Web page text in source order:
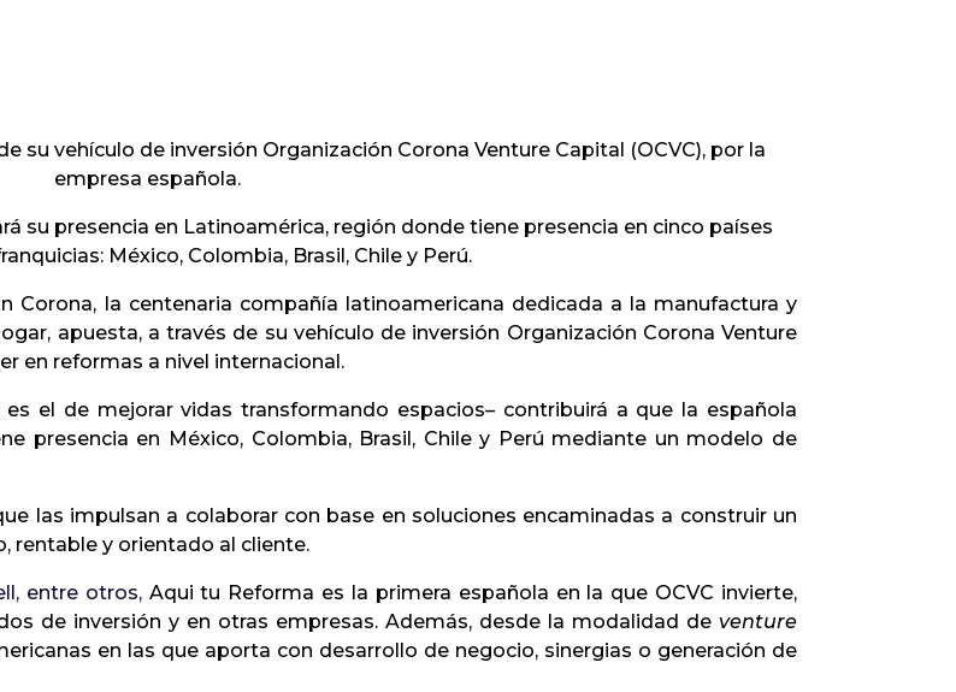
su vehículo de inversión Organización Corona Venture Capital (OCVC), por la
empresa española.
su presencia en Latinoamérica, región donde tiene presencia en cinco países
México, Colombia, Brasil, Chile y Perú.
Corona, la centenaria compañía latinoamericana dedicada a la manufactura y
apuesta, a través de su vehículo de inversión Organización Corona Venture
en reformas a nivel internacional.
el de mejorar vidas transformando espacios– contribuirá a que la española
presencia en México, Colombia, Brasil, Chile y Perú mediante un modelo de
las impulsan a colaborar con base en soluciones encaminadas a construir un
rentable y orientado al cliente.
entre otros, Aqui tu Reforma es la primera española en la que OCVC invierte,
de inversión y en otras empresas. Además, desde la modalidad de venture
en las que aporta con desarrollo de negocio, sinergias o generación de